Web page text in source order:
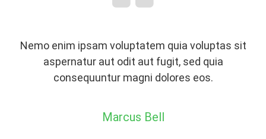
Nemo enim ipsam voluptatem quia voluptas sit
aspernatur aut odit aut fugit, sed quia
consequuntur magni dolores eos.
Marcus Bell